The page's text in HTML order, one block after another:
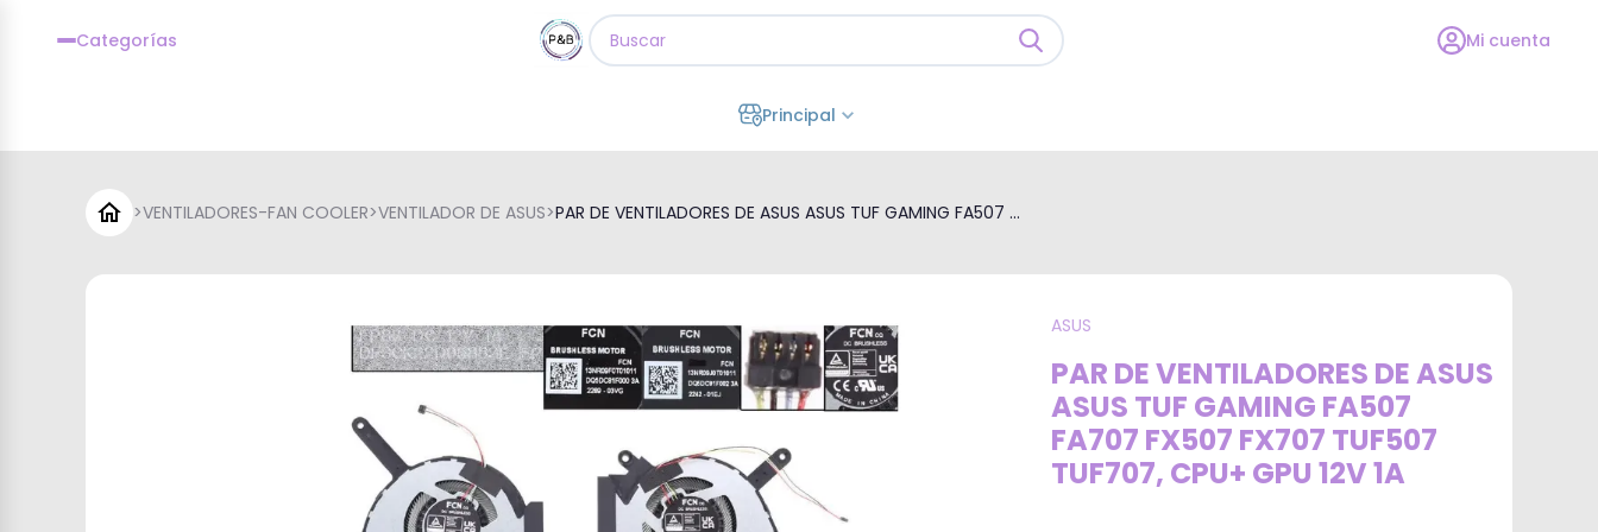
Categorías Mi cuenta
Principal
>VENTILADORES-FAN COOLER>VENTILADOR DE ASUS>PAR DE VENTILADORES DE ASUS ASUS TUF GAMING FA507 ...
ASUS
PAR DE VENTILADORES DE ASUS
ASUS TUF GAMING FA507
FA707 FX507 FX707 TUF507
TUF707, CPU+ GPU 12V 1A